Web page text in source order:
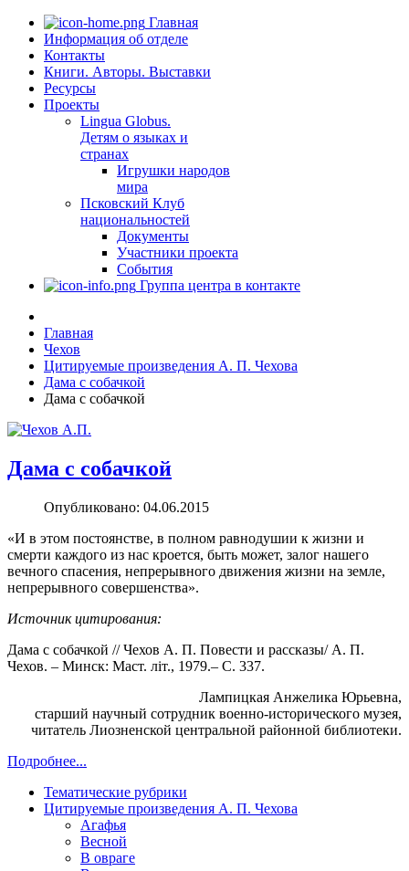
Главная
Информация об отделе
Контакты
Книги. Авторы. Выставки
Ресурсы
Проекты
Lingua Globus.
Детям о языках и
странах
Игрушки народов
мира
Псковский Клуб
национальностей
Документы
Участники проекта
События
Группа центра в контакте
Главная
Чехов
Цитируемые произведения А. П. Чехова
Дама с собачкой
Дама с собачкой
Дама с собачкой
Опубликовано: 04.06.2015
«И в этом постоянстве, в полном равнодушии к жизни и
смерти каждого из нас кроется, быть может, залог нашего
вечного спасения, непрерывного движения жизни на земле,
непрерывного совершенства».
Источник цитирования:
Дама с собачкой // Чехов А. П. Повести и рассказы/ А. П.
Чехов. – Минск: Маст. літ., 1979.– С. 337.
Лампицкая Анжелика Юрьевна,
старший научный сотрудник военно-исторического музея,
читатель Лиозненской центральной районной библиотеки.
Подробнее...
Тематические рубрики
Цитируемые произведения А. П. Чехова
Агафья
Весной
В овраге